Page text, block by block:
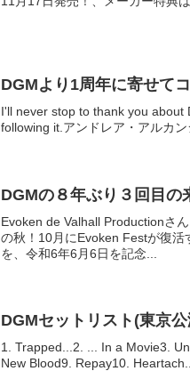
DGMより1周年に寄せて
I'll never stop to thank you
following it.アンドレア・アルカ
DGMの８年ぶり３回目の
Evoken de Valhall Productionさ
の秋！10月にEvoken Festが復
を、令和6年6月6日を記念...
DGMセットリスト(東京
1. Trapped...2. ... In a Movie3.
New Blood9. Repay10. Heartach...